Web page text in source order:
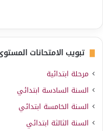
تبويب الامتحانات
مرحلة ابتدائية
السنة السادسة ابتدائي
السنة الخامسة ابتدائي
السنة الثالثة ابتدائي